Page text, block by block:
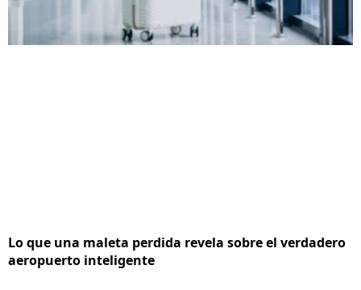
Lo que una maleta perdida revela sobre el verdadero
aeropuerto inteligente